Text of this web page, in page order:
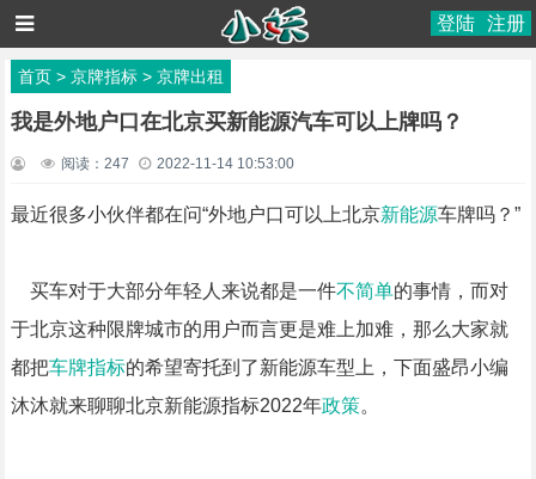
登陆 注册
首页> 京牌指标> 京牌出租
我是外地户口在北京买新能源汽车可以上牌吗？
阅读： 247 2022-11-14 10:53:00
最近很多小伙伴都在问“外地户口可以上北京新能源车牌吗？”
买车对于大部分年轻人来说都是一件不简单的事情，而对
于北京这种限牌城市的用户而言更是难上加难，那么大家就
都把车牌指标的希望寄托到了新能源车型上，下面盛昂小编
沐沐就来聊聊北京新能源指标2022年政策。